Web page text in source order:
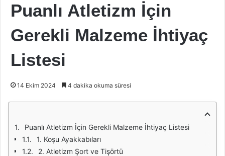
Puanlı Atletizm İçin
Gerekli Malzeme İhtiyaç
Listesi
14 Ekim 2024 4 dakika okuma süresi
Puanlı Atletizm İçin Gerekli Malzeme İhtiyaç Listesi
1. Koşu Ayakkabıları
2. Atletizm Şort ve Tişörtü